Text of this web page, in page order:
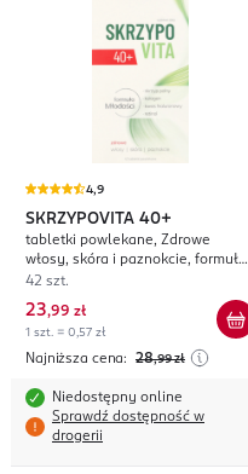
4,9
SKRZYPOVITA 40+
tabletki powlekane, Zdrowe
włosy, skóra i paznokcie, formuła
Młodości, 40+, suplement diety
42 szt.
23,99 zł
1 szt. = 0,57 zł
Najniższa cena: 28,99 zł
Niedostępny online
Sprawdź dostępność w
drogerii